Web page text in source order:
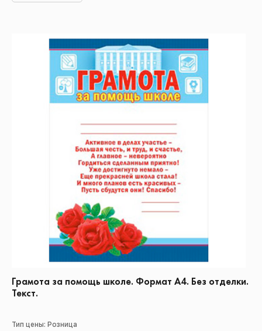
Грамота за помощь школе. Формат А4. Без отделки.
Текст.
Тип цены: Розница